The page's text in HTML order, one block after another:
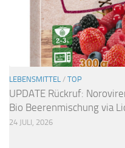
LEBENSMITTEL / TOP
UPDATE Rückruf:
Bio Beerenmischung via
24 JULI, 2026